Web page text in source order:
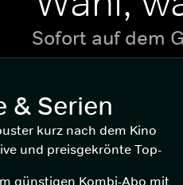
Sofort auf dem
& Serien
kurz nach dem Kino
und preisgekrönte Top-
günstigen Kombi-Abo mit